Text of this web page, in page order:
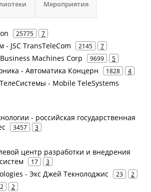
Мероприятия
25775 7
- JSC TransTeleCom 2145 7
Machines Corp 9699 5
- Автоматика Концерн 1828 4
- Mobile TeleSystems
- российская государственная
3457 3
центр разработки и внедрения
17 3
- Экс Джей Текнолоджис 23 2
2